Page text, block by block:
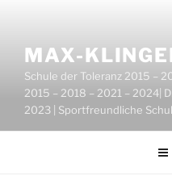
springenMAX-
Schule der Toleranz 2015 –
2015 – 2018 – 2021 – 2024|
2023 | Sportfreundliche